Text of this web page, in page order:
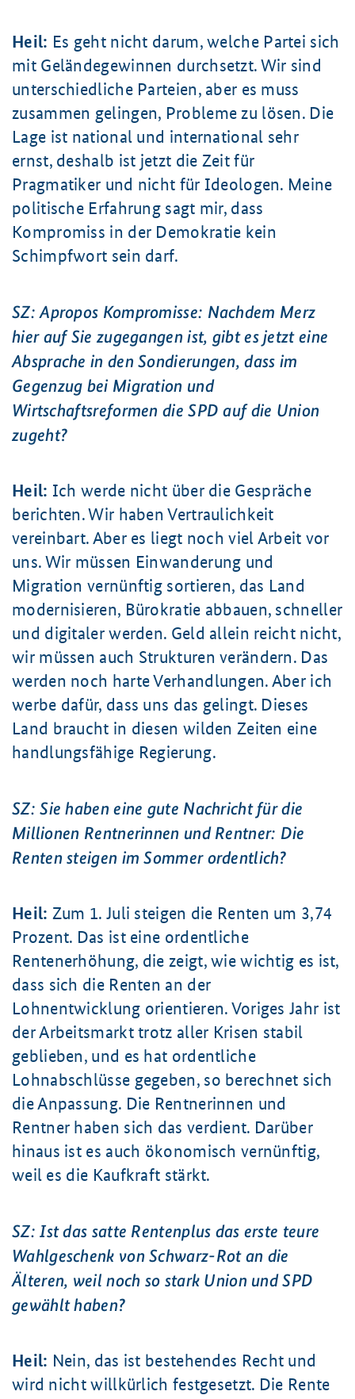
Heil: Es geht nicht darum, welche Partei sich
mit Geländegewinnen durchsetzt. Wir sind
unterschiedliche Parteien, aber es muss
zusammen gelingen, Probleme zu lösen. Die
Lage ist national und international sehr
ernst, deshalb ist jetzt die Zeit für
Pragmatiker und nicht für Ideologen. Meine
politische Erfahrung sagt mir, dass
Kompromiss in der Demokratie kein
Schimpfwort sein darf.
SZ: Apropos Kompromisse: Nachdem Merz
hier auf Sie zugegangenist, gibt es jetzt eine
Absprache in den Sondierungen, dass im
Gegenzug bei Migration und
Wirtschaftsreformen die SPD auf die Union
zugeht?
Heil: Ich werde nicht über die Gespräche
berichten. Wir haben Vertraulichkeit
vereinbart. Aber es liegt noch viel Arbeit vor
uns. Wir müssen Einwanderung und
Migration vernünftig sortieren, das Land
modernisieren, Bürokratie abbauen, schneller
und digitaler werden. Geld allein reicht nicht,
wir müssen auch Strukturen verändern. Das
werden noch harte Verhandlungen. Aber ich
werbe dafür, dass uns das gelingt. Dieses
Land braucht in diesen wilden Zeiten eine
handlungsfähige Regierung.
SZ: Sie haben eine gute Nachricht für die
Millionen Rentnerinnen und Rentner: Die
Renten steigen im Sommer ordentlich?
Heil: Zum 1. Juli steigen die Renten um 3,74
Prozent. Das ist eine ordentliche
Rentenerhöhung, die zeigt, wie wichtig es ist,
dass sich die Renten an der
Lohnentwicklung orientieren. Voriges Jahr ist
der Arbeitsmarkt trotz aller Krisen stabil
geblieben, und es hat ordentliche
Lohnabschlüsse gegeben, so berechnet sich
die Anpassung. Die Rentnerinnen und
Rentner haben sich das verdient. Darüber
hinaus ist es auch ökonomisch vernünftig,
weil es die Kaufkraft stärkt.
SZ: Ist das satte Rentenplus das erste teure
Wahlgeschenk von Schwarz-Rot an die
Älteren, weil noch so stark Union und SPD
gewählt haben?
Heil: Nein, das ist bestehendes Recht und
wird nicht willkürlich festgesetzt. Die Rente